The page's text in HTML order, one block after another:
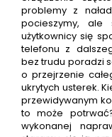
problemy z
pocieszymy,
użytkownicy się
telefonu z
bez trudu poradzi
o przejrzenie
ukrytych usterek.
przewidywanym
to może
wykonanej